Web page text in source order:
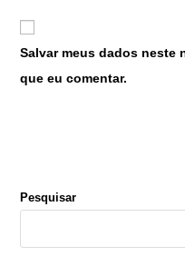
Salvar meus dados neste
que eu comentar.
Pesquisar